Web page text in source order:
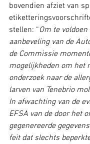
bovendien afziet van
stellen: “Om te
aanbeveling van de
de Commissie
mogelijkheden om het
onderzoek naar de
larven van Tenebrio
In afwachting van de
EFSA van de door het
gegenereerde
feit dat slechts